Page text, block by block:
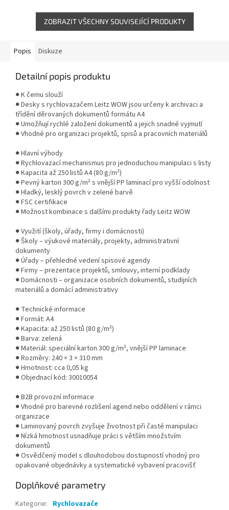
každodenním...
odolnost při každodenním...
ZOBRAZIT VŠECHNY SOUVISEJÍCÍ PRODUKTY
Popis Diskuze
Detailní popis produktu
● K čemu slouží
● Desky s rychlovazačem Leitz WOW jsou určeny k archivaci a
třídění děrovaných dokumentů formátu A4
● Umožňují rychlé založení dokumentů a jejich snadné vyjmutí
● Vhodné pro organizaci projektů, spisů a pracovních materiálů
● Hlavní výhody
● Rychlovazací mechanismus pro jednoduchou manipulaci s listy
● Kapacita až 250 listů A4 (80 g/m²)
● Pevný karton 300 g/m² s vnější PP laminací pro vyšší odolnost
● Hladký, lesklý povrch v zelené barvě
● FSC certifikace
● Možnost kombinace s dalšími produkty řady Leitz WOW
● Využití (školy, úřady, firmy i domácnosti)
● Školy – výukové materiály, projekty, administrativní
dokumenty
● Úřady – přehledné vedení spisové agendy
● Firmy – prezentace projektů, smlouvy, interní podklady
● Domácnosti – organizace osobních dokumentů, studijních
materiálů a domácí administrativy
● Technické informace
● Formát: A4
● Kapacita: až 250 listů (80 g/m²)
● Barva: zelená
● Materiál: speciální karton 300 g/m², vnější PP laminace
● Rozměry: 240 × 3 × 310 mm
● Hmotnost: cca 0,05 kg
● Objednací kód: 30010054
● B2B provozní informace
● Vhodné pro barevné rozlišení agend nebo oddělení v rámci
organizace
● Laminovaný povrch zvyšuje životnost při časté manipulaci
● Nízká hmotnost usnadňuje práci s větším množstvím
dokumentů
● Osvědčený model s dlouhodobou dostupností vhodný pro
opakované objednávky a systematické vybavení pracovišť
Doplňkové parametry
Kategorie: Rychlovazače